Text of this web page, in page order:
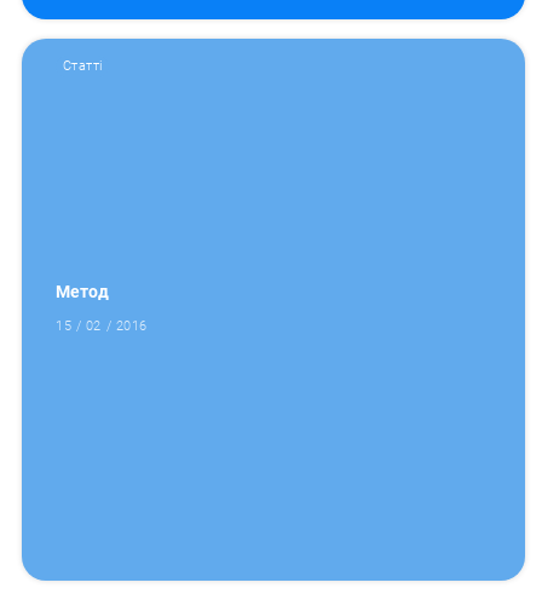
Статті
Метод
15 / 02 / 2016